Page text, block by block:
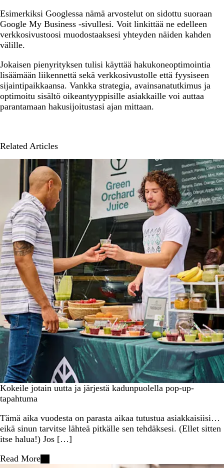
Esimerkiksi Googlessa nämä arvostelut on sidottu suoraan
Google My Business -sivullesi. Voit linkittää ne edelleen
verkkosivustoosi muodostaaksesi yhteyden näiden kahden
välille.
Jokaisen pienyrityksen tulisi käyttää hakukoneoptimointia
lisäämään liikennettä sekä verkkosivustolle että fyysiseen
sijaintipaikkaansa. Vankka strategia, avainsanatutkimus ja
optimoitu sisältö oikeantyyppisille asiakkaille voi auttaa
parantamaan hakusijoitustasi ajan mittaan.
Related Articles
Kokeile jotain uutta ja järjestä kadunpuolella pop-up-
tapahtuma
Tämä aika vuodesta on parasta aikaa tutustua asiakkaisiisi…
eikä sinun tarvitse lähteä pitkälle sen tehdäksesi. (Ellet sitten
itse halua!) Jos […]
Read More